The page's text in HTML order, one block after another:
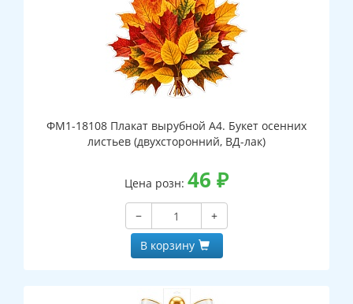
ФМ1-18108 Плакат вырубной А4. Букет осенних
листьев (двухсторонний, ВД-лак)
Цена розн: 46 ₽
−
+
В корзину